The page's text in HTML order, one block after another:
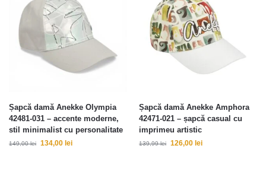
Șapcă damă Anekke Olympia
42481-031 – accente moderne,
stil minimalist cu personalitate
149,00lei 134,00 lei
Șapcă damă Anekke Amphora
42471-021 – șapcă casual cu
imprimeu artistic
139,99lei 126,00 lei